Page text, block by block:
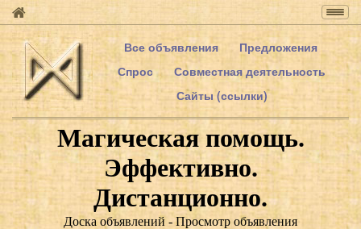
Все объявления
Предложения
Спрос
Совместная деятельность
Сайты (ссылки)
Магическая помощь.
Эффективно.
Дистанционно.
Доска объявлений - Просмотр объявления